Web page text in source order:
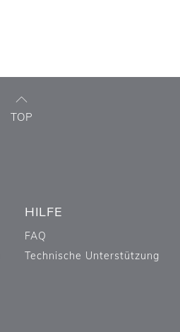
TOP
HILFE
FAQ
Technische Unterstützung